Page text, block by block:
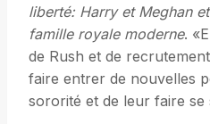
liberté: Harry et Meghan
famille royale moderne.
de Rush et de
faire entrer de nouvelles
sororité et de leur faire se